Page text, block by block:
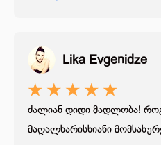
Lika Evgenidze
★ ★ ★ ★ ★
ძალიან დიდი მადლობა!
მაღალხარისხიანი